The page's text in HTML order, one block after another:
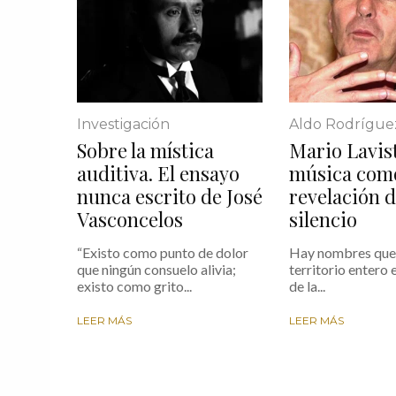
Investigación
Sobre la mística
auditiva. El ensayo
nunca escrito de José
Vasconcelos
“Existo como punto de dolor
que ningún consuelo alivia;
existo como grito...
LEER MÁS
Aldo
Mario
música
revelación
silencio
Hay nombres
territorio entero
de la...
LEER MÁS